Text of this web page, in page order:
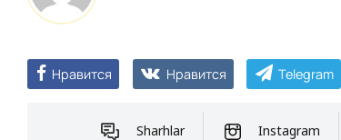
Нравится Нравится Telegram
Sharhlar Instagram